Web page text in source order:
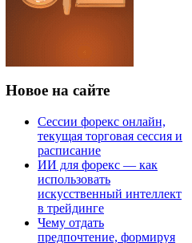
Новое на сайте
Сессии форекс онлайн,
текущая торговая сессия и
расписание
ИИ для форекс — как
использовать
искусственный интеллект
в трейдинге
Чему отдать
предпочтение, формируя